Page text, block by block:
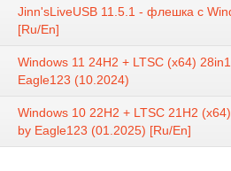
Jinn'sLiveUSB 11.5.1 - флешка с
[Ru/En]
Windows 11 24H2 + LTSC (x64)
Eagle123 (10.2024)
Windows 10 22H2 + LTSC 21H2
by Eagle123 (01.2025) [Ru/En]